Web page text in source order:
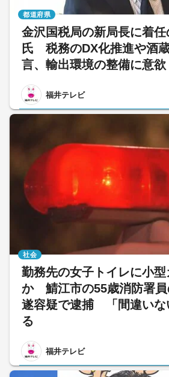
金沢国税局の新局長に着
氏 税務のDX化推進や酒
言、輸出環境の整備に意
福井テレビ
都道府県
勤務先の女子トイレに小
か 鯖江市の55歳消防署員
遂容疑で逮捕 「間違いな
る
福井テレビ
社会